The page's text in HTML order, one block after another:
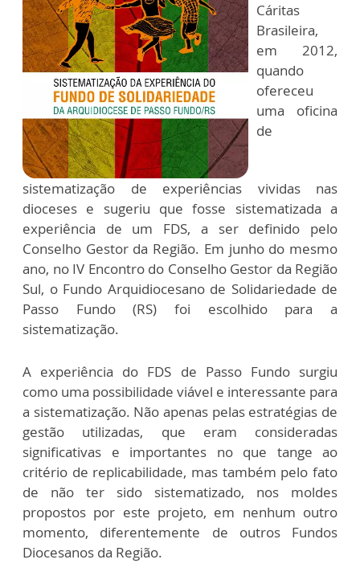
Cáritas
Brasileira,
em 2012,
quando
ofereceu
uma oficina
de
sistematização de experiências vividas nas
dioceses e sugeriu que fosse sistematizada a
experiência de um FDS, a ser definido pelo
Conselho Gestor da Região. Em junho do mesmo
ano, no IV Encontro do Conselho Gestor da Região
Sul, o Fundo Arquidiocesano de Solidariedade de
Passo Fundo (RS) foi escolhido para a
sistematização.
A experiência do FDS de Passo Fundo surgiu
como uma possibilidade viável e interessante para
a sistematização. Não apenas pelas estratégias de
gestão utilizadas, que eram consideradas
significativas e importantes no que tange ao
critério de replicabilidade, mas também pelo fato
de não ter sido sistematizado, nos moldes
propostos por este projeto, em nenhum outro
momento, diferentemente de outros Fundos
Diocesanos da Região.